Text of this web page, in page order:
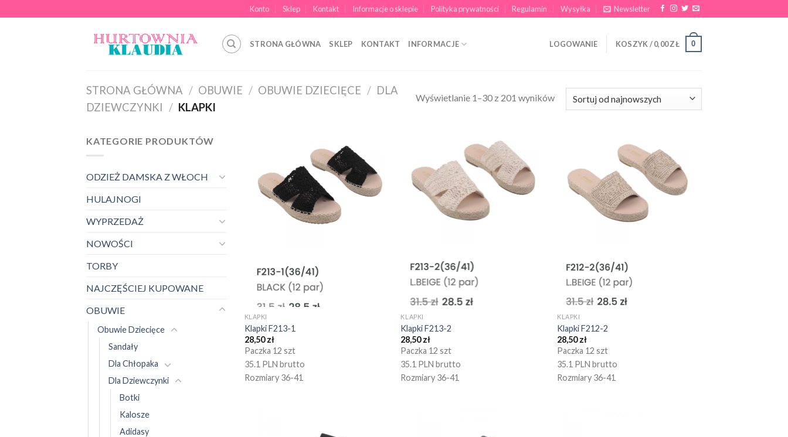
to
Konto Sklep Kontakt Informacje o sklepie Polityka prywatności Regulamin Wysyłka Newsletter
STRONA GŁÓWNA SKLEP KONTAKT INFORMACJE LOGOWANIE KOSZYK /0,00ZŁ 0
STRONA GŁÓWNA / OBUWIE / OBUWIE DZIECIĘCE / DLA
DZIEWCZYNKI / KLAPKI
Wyświetlanie 1–30 z 201 wyników
KATEGORIE PRODUKTÓW
ODZIEŻ DAMSKA Z WŁOCH
HULAJNOGI
WYPRZEDAŻ
NOWOŚCI
TORBY
NAJCZĘŚCIEJ KUPOWANE
OBUWIE
Obuwie Dziecięce
Sandały
Dla Chłopaka
Dla Dziewczynki
Botki
Kalosze
Adidasy
KLAPKI
Klapki F213-1
28,50zł
Paczka 12 szt
35.1 PLN brutto
Rozmiary 36-41
KLAPKI
Klapki F213-2
28,50zł
Paczka 12 szt
35.1 PLN brutto
Rozmiary 36-41
KLAPKI
Klapki F212-2
28,50zł
Paczka 12 szt
35.1 PLN brutto
Rozmiary 36-41